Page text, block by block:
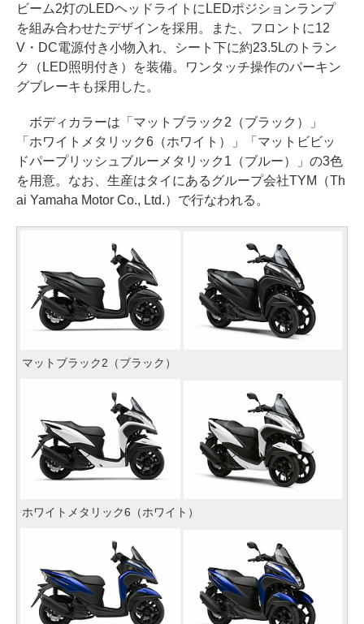
ビーム2灯のLEDヘッドライトにLEDポジションランプ
を組み合わせたデザインを採用。また、フロントに12
V・DC電源付き小物入れ、シート下に約23.5Lのトラン
ク（LED照明付き）を装備。ワンタッチ操作のパーキン
グブレーキも採用した。
ボディカラーは「マットブラック2（ブラック）」
「ホワイトメタリック6（ホワイト）」「マットビビッ
ドパープリッシュブルーメタリック1（ブルー）」の3色
を用意。なお、生産はタイにあるグループ会社TYM（Th
ai Yamaha Motor Co., Ltd.）で行なわれる。
マットブラック2（ブラック）
ホワイトメタリック6（ホワイト）